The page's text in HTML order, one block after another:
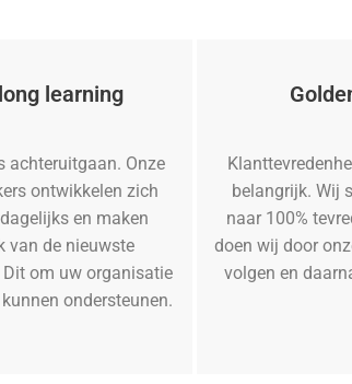
learning
achteruitgaan. Onze
ontwikkelen zich
en maken
van de nieuwste
om uw organisatie
ondersteunen.
belangrijk. Wij
naar 100%
doen wij door
volgen en